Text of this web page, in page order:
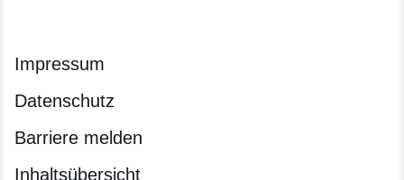
Impressum
Datenschutz
Barriere melden
Inhaltsübersicht